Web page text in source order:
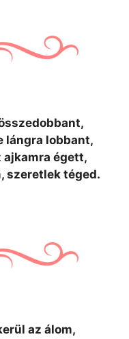
lángra lobbant,
ajkamra égett,
szeretlek téged.
az álom,